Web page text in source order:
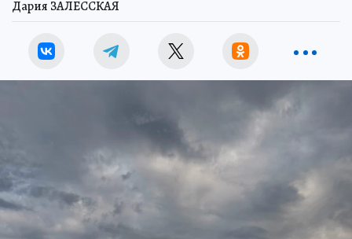
Дария ЗАЛЕССКАЯ